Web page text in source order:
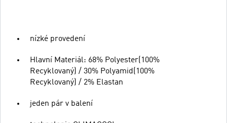
nízké provedení
Hlavní Materiál: 68% Polyester(100%
Recyklovaný) / 30% Polyamid(100%
Recyklovaný) / 2% Elastan
jeden pár v balení